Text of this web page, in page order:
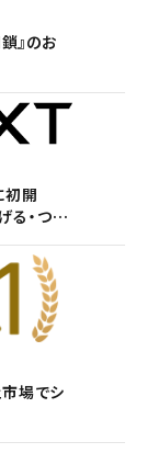
』のお
初開
る・つな
場でシ
場でシ
問題～
の連携
のお
』のお